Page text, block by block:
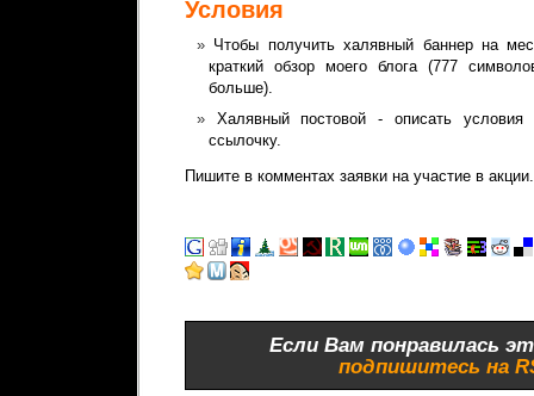
Условия
Чтобы получить халявный баннер на
краткий обзор моего блога (777
больше).
Халявный постовой - описать
ссылочку.
Пишите в комментах заявки на участие в
Если Вам понравилась
подпишитесь на